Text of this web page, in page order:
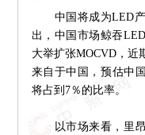
中国将成为LED产
出，中国市场鲸吞
大举扩张MOCVD，近
来自于中国，预估中
将占到7％的比率。
以市场来看，里